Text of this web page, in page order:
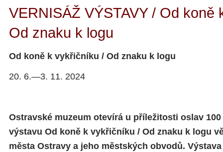
VERNISÁŽ VÝSTAVY / Od koně
Od znaku k logu
Od koně k vykřičníku / Od znaku k logu
20. 6.—3. 11. 2024
Ostravské muzeum otevírá u příležitosti oslav
výstavu Od koně k vykřičníku / Od znaku k logu
města Ostravy a jeho městských obvodů.